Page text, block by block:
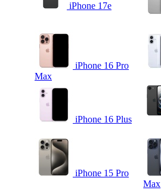
iPhone 17e
iPhone 16 Pro
Max
iPhone 16 Plus
iPhone 15 Pro
Max